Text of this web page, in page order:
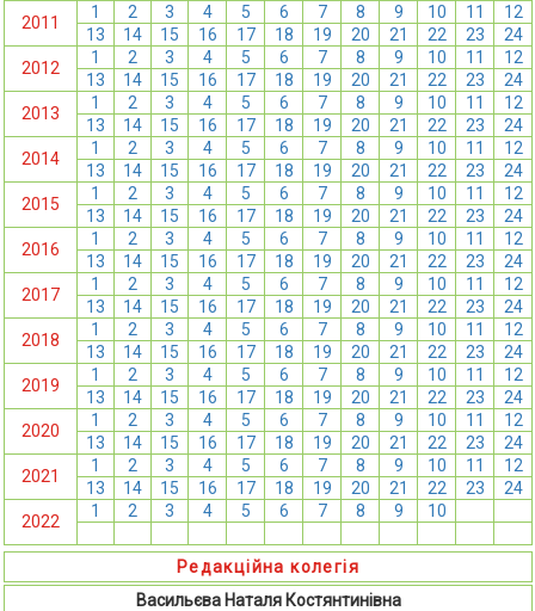
2011
1 2 3 4 5 6 7 8 9 10 11
12
13
14 15 16 17 18 19 20 21 22 23
24
2012
1 2 3 4 5 6 7 8 9 10 11
12
13
14 15 16 17 18 19 20 21 22 23
24
2013
1 2 3 4 5 6 7 8 9 10 11
12
13
14 15 16 17 18 19 20 21 22 23
24
2014
1 2 3 4 5 6 7 8 9 10 11
12
13
14 15 16 17 18 19 20 21 22 23
24
2015
1 2 3 4 5 6 7 8 9 10 11
12
13
14 15 16 17 18 19 20 21 22 23
24
2016
1 2 3 4 5 6 7 8 9 10 11
12
13
14 15 16 17 18 19 20 21 22 23
24
2017
1 2 3 4 5 6 7 8 9 10 11
12
13
14 15 16 17 18 19 20 21 22 23
24
2018
1 2 3 4 5 6 7 8 9 10 11
12
13
14 15 16 17 18 19 20 21 22 23
24
2019
1 2 3 4 5 6 7 8 9 10 11
12
13
14 15 16 17 18 19 20 21 22 23
24
2020
1 2 3 4 5 6 7 8 9 10 11
12
13
14 15 16 17 18 19 20 21 22 23
24
2021
1 2 3 4 5 6 7 8 9 10 11
12
13
14 15 16 17 18 19 20 21 22 23
24
2022
1 2 3 4 5 6 7 8 9 10
Редакційна колегія
Васильєва Наталя Костянтинівна